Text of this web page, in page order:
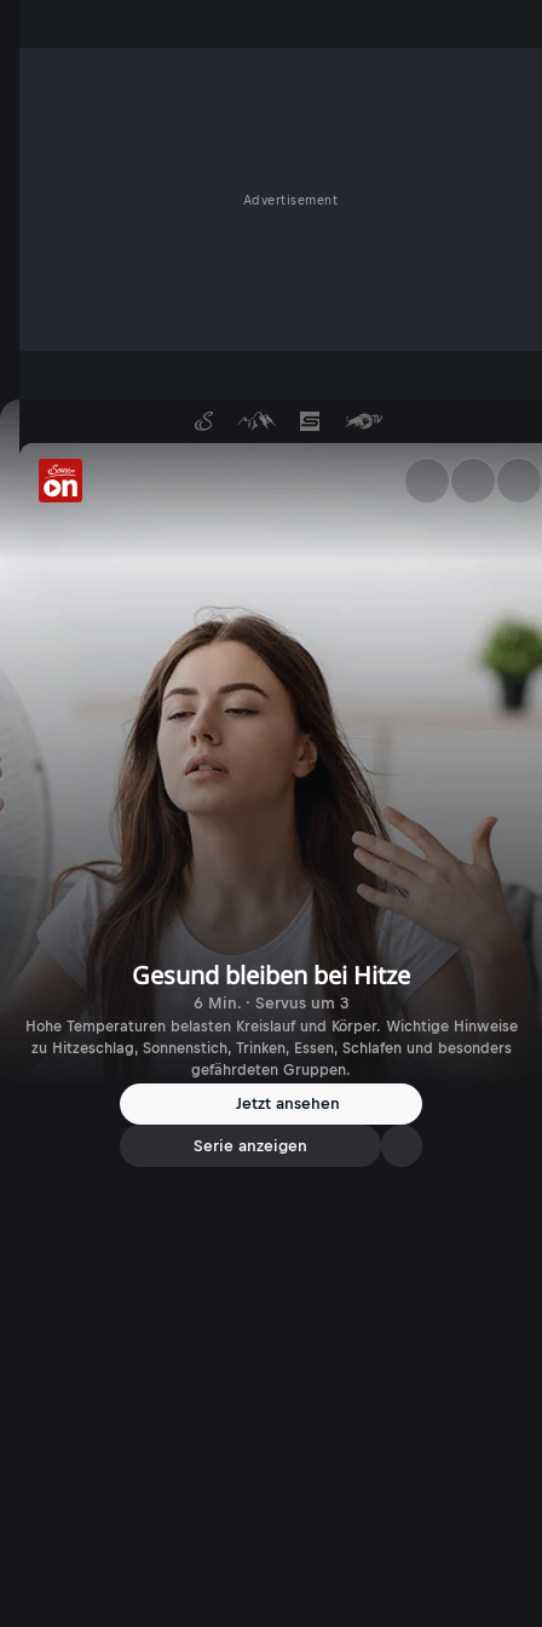
Advertisement
Hitze über 30 Grad:
Gesund bleiben bei Hitze
6 Min. · Servus um 3
Hohe Temperaturen belasten Kreislauf und Körper. Wichtige Hinweise
zu Hitzeschlag, Sonnenstich, Trinken, Essen, Schlafen und besonders
gefährdeten Gruppen.
Jetzt ansehen
Serie anzeigen